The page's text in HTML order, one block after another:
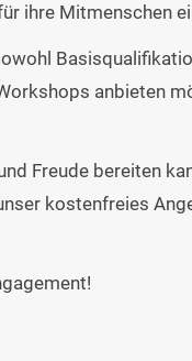
ihre Mitmenschen
anbieten
Freude bereiten
kostenfreies